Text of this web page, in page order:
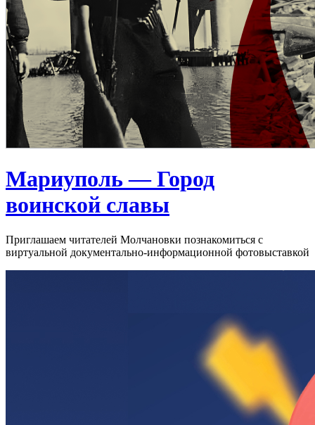
Мариуполь — Город
воинской славы
Приглашаем читателей Молчановки познакомиться с
виртуальной документально-информационной фотовыставкой